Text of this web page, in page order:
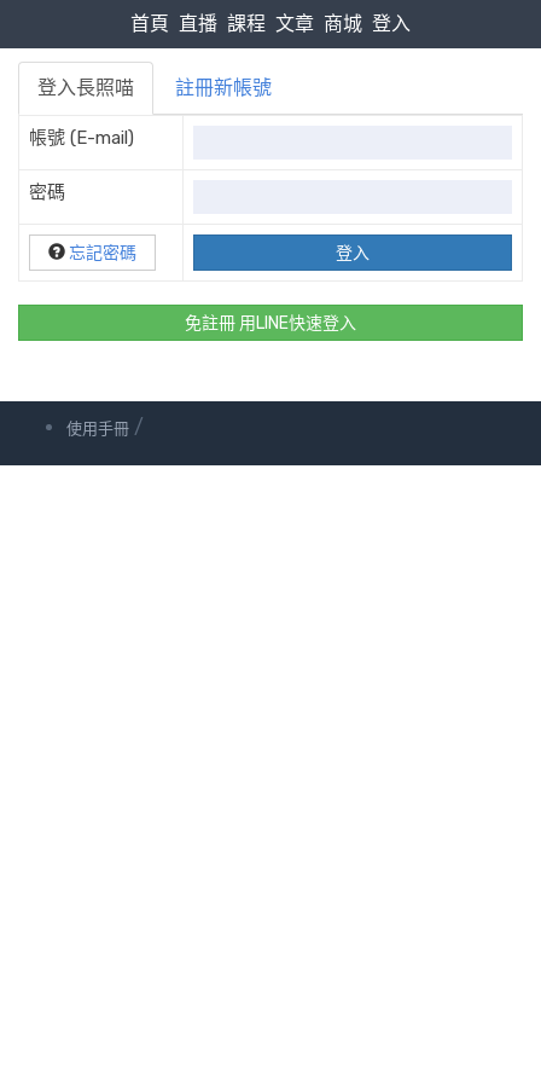
首頁 直播 課程 文章 商城 登入
登入長照喵 註冊新帳號
帳號 (E-mail)
密碼
忘記密碼
免註冊 用LINE快速登入
使用手冊 /